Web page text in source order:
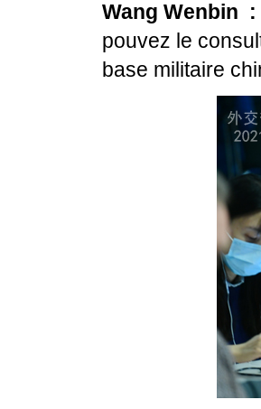
Wang Wenbin :
pouvez le
base militaire